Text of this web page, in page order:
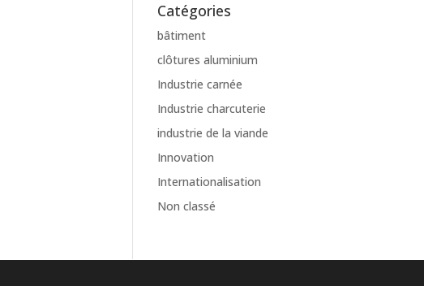
Catégories
bâtiment
clôtures aluminium
Industrie carnée
Industrie charcuterie
industrie de la viande
Innovation
Internationalisation
Non classé